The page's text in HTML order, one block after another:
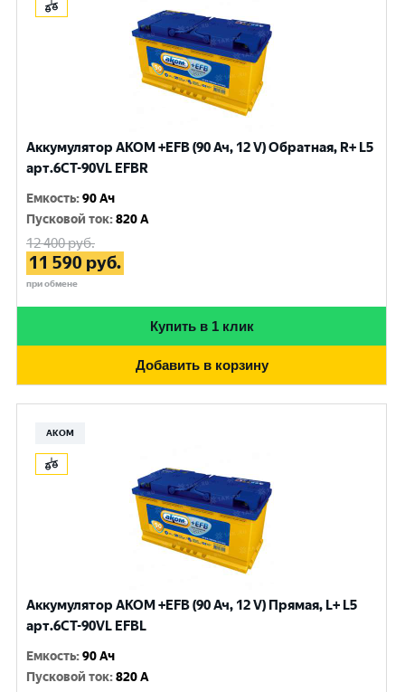
Аккумулятор AKOM +EFB (90 Ач, 12 V) Обратная, R+ L5
арт.6СТ-90VL EFBR
Емкость:90 Ач
Пусковой ток:820 A
12 400руб.
11 590 руб.
при обмене
Купить в 1 клик
Добавить в корзину
АКОМ
Аккумулятор AKOM +EFB (90 Ач, 12 V) Прямая, L+ L5
арт.6СТ-90VL EFBL
Емкость:90 Ач
Пусковой ток:820 A